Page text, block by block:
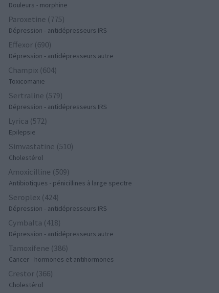
Douleurs - morphine
Paroxetine (775)
Dépression - antidépresseurs IRS
Effexor (690)
Dépression - antidépresseurs autre
Champix (604)
Toxicomanie
Sertraline (579)
Dépression - antidépresseurs IRS
Lyrica (572)
Epilepsie
Simvastatine (510)
Cholestérol
Amoxicilline (509)
Antibiotiques - pénicillines à large spectre
Seroplex (424)
Dépression - antidépresseurs IRS
Cymbalta (418)
Dépression - antidépresseurs autre
Tamoxifene (386)
Cancer - hormones et antihormones
Crestor (366)
Cholestérol